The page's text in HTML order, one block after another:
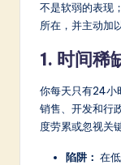
不是软弱的表现
所在，并主动加
1. 时间稀
你每天只有24小
销售、开发和行
度劳累或忽视关
陷阱： 在